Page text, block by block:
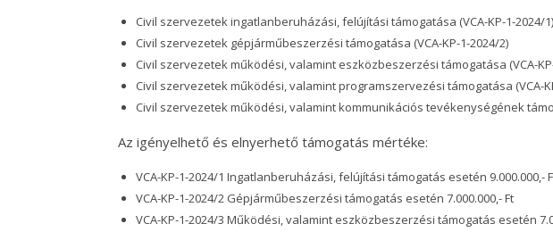
Civil szervezetek ingatlanberuházási, felújítási támogatása (VCA-KP-1-2024/1)
Civil szervezetek gépjárműbeszerzési támogatása (VCA-KP-1-2024/2)
Civil szervezetek működési, valamint eszközbeszerzési támogatása (VCA-
Civil szervezetek működési, valamint programszervezési támogatása (VCA-
Civil szervezetek működési, valamint kommunikációs tevékenységének
Az igényelhető és elnyerhető támogatás mértéke:
VCA-KP-1-2024/1 Ingatlanberuházási, felújítási támogatás esetén 9.000.000,-
VCA-KP-1-2024/2 Gépjárműbeszerzési támogatás esetén 7.000.000,- Ft
VCA-KP-1-2024/3 Működési, valamint eszközbeszerzési támogatás esetén